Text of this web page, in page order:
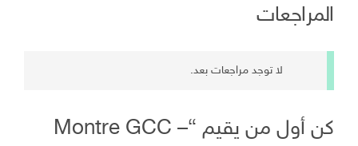
المراجعات
لا توجد مراجعات بعد.
كن أول من يقيم “Montre GCC –